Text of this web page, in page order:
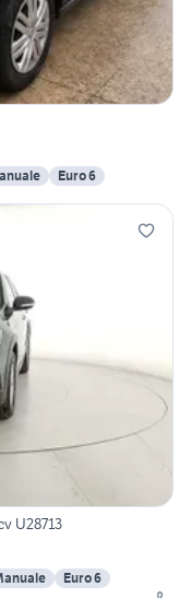
Euro 6
U28713
Euro 6